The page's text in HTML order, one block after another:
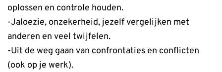
oplossen en controle houden.
-Jaloezie, onzekerheid, jezelf vergelijken met
anderen en veel twijfelen.
-Uit de weg gaan van confrontaties en conflicten
(ook op je werk).